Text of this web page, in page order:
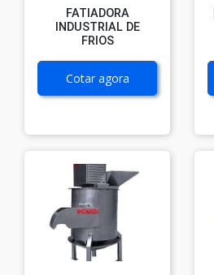
FATIADORA
INDUSTRIAL DE
FRIOS
Cotar agora